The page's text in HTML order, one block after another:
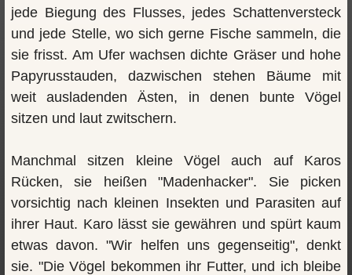
jede Biegung des Flusses, jedes Schattenversteck
und jede Stelle, wo sich gerne Fische sammeln, die
sie frisst. Am Ufer wachsen dichte Gräser und hohe
Papyrusstauden, dazwischen stehen Bäume mit
weit ausladenden Ästen, in denen bunte Vögel
sitzen und laut zwitschern.
Manchmal sitzen kleine Vögel auch auf Karos
Rücken, sie heißen "Madenhacker". Sie picken
vorsichtig nach kleinen Insekten und Parasiten auf
ihrer Haut. Karo lässt sie gewähren und spürt kaum
etwas davon. "Wir helfen uns gegenseitig", denkt
sie. "Die Vögel bekommen ihr Futter, und ich bleibe